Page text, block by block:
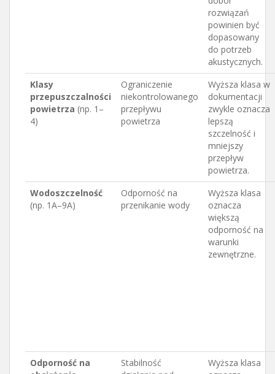
rozwiązań
powinien być
dopasowany
do potrzeb
akustycznych.
Klasy
przepuszczalności
powietrza (np. 1–
4)
Ograniczenie
niekontrolowanego
przepływu
powietrza
Wyższa klasa w
dokumentacji
zwykle oznacza
lepszą
szczelność i
mniejszy
przepływ
powietrza.
Wodoszczelność
(np. 1A–9A)
Odporność na
przenikanie wody
Wyższa klasa
oznacza
większą
odporność na
warunki
zewnętrzne.
Odporność na
Stabilność
Wyższa klasa